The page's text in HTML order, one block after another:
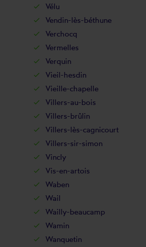
Vélu
Vendin-lès-béthune
Verchocq
Vermelles
Verquin
Vieil-hesdin
Vieille-chapelle
Villers-au-bois
Villers-brûlin
Villers-lès-cagnicourt
Villers-sir-simon
Vincly
Vis-en-artois
Waben
Wail
Wailly-beaucamp
Wamin
Wanquetin